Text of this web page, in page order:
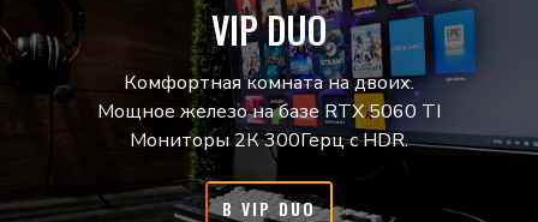
VIP DUO
Комфортная комната на двоих.
Мощное железо на базе RTX 5060 TI
Мониторы 2К 300Герц с HDR.
В VIP DUO